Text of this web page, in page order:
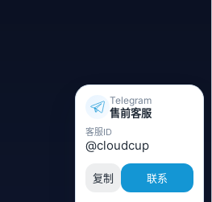
Telegram
售前客服
客服ID
@cloudcup
复制 联系